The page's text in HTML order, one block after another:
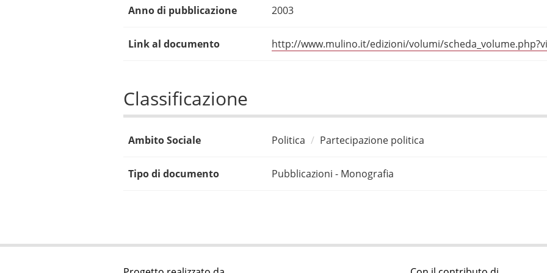
Anno di pubblicazione 2003
Link al documento http://www.mulino.it/edizioni/volumi/
Classificazione
Ambito Sociale Politica Partecipazione politica
Tipo di documento Pubblicazioni - Monografia